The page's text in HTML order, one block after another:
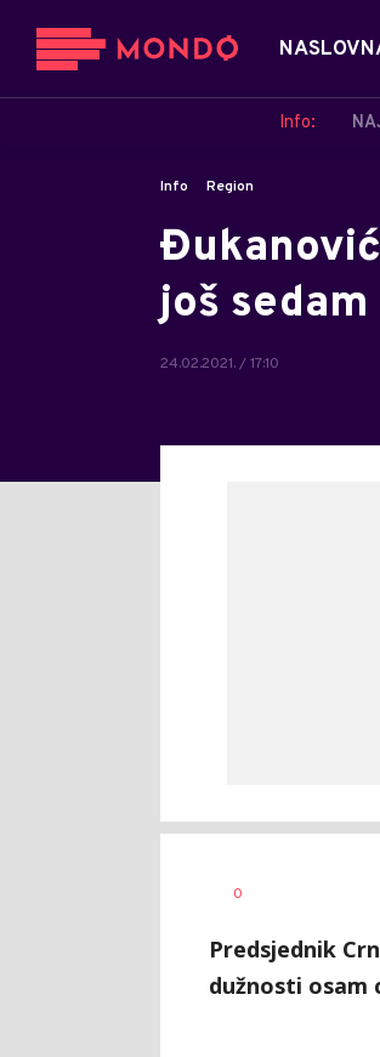
Info:
Info Region
još
24.02.2021. / 17:10
AUTOR
0
Predsjednik
dužnosti osam